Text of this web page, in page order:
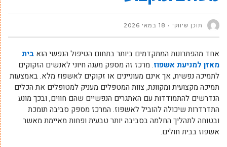
תוכן שיווקי 18 במאי 2026
אחד מהפתרונות המתקדמים ביותר בתחום הטיפול הנפשי הוא בית
מאזן למניעת אשפוז. מרכז זה מספק מענה חיוני לאנשים הזקוקים
לתמיכה נפשית, אך אינם מעוניינים או זקוקים לאשפוז מלא. באמצעות
תמיכה מקצועית ומקוונת, צוות המטפלים מעניק למטופלים את הכלים
הנדרשים להתמודדות עם האתגרים הנפשיים שהם חווים, ובכך מונע
התדרדרות שיכולה להוביל לאשפוז. המרכז מספק סביבה תומכת
ובטוחה לתהליך החלמה בסביבה יותר טבעית ופחות מאיימת מאשר
אשפוז בבית חולים.